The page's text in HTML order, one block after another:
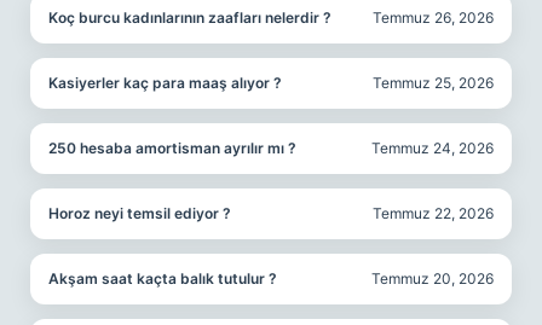
Koç burcu kadınlarının zaafları nelerdir ? Temmuz 26, 2026
Kasiyerler kaç para maaş alıyor ? Temmuz 25, 2026
250 hesaba amortisman ayrılır mı ? Temmuz 24, 2026
Horoz neyi temsil ediyor ? Temmuz 22, 2026
Akşam saat kaçta balık tutulur ? Temmuz 20, 2026